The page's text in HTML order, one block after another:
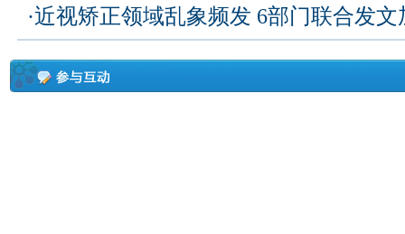
·近视矫正领域乱象频发 6部门联合发文